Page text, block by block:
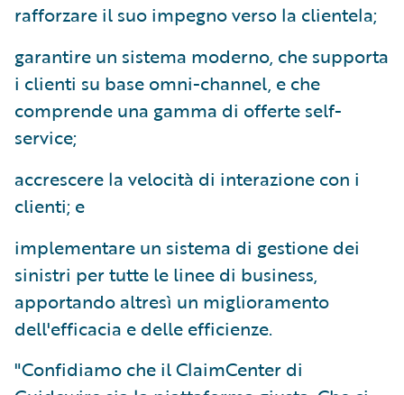
rafforzare il suo impegno verso la clientela;
garantire un sistema moderno, che supporta
i clienti su base omni-channel, e che
comprende una gamma di offerte self-
service;
accrescere la velocità di interazione con i
clienti; e
implementare un sistema di gestione dei
sinistri per tutte le linee di business,
apportando altresì un miglioramento
dell'efficacia e delle efficienze.
"Confidiamo che il ClaimCenter di